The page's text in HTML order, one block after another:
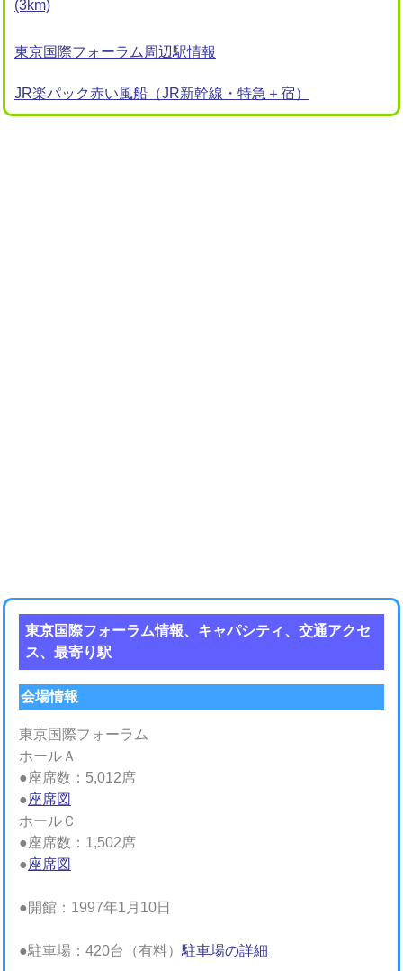
(3km)
東京国際フォーラム周辺駅情報
JR楽パック赤い風船（JR新幹線・特急＋宿）
東京国際フォーラム情報、キャパシティ、交通アクセ
ス、最寄り駅
会場情報
東京国際フォーラム
ホールＡ
●座席数：5,012席
●座席図
ホールＣ
●座席数：1,502席
●座席図
●開館：1997年1月10日
●駐車場：420台（有料） 駐車場の詳細